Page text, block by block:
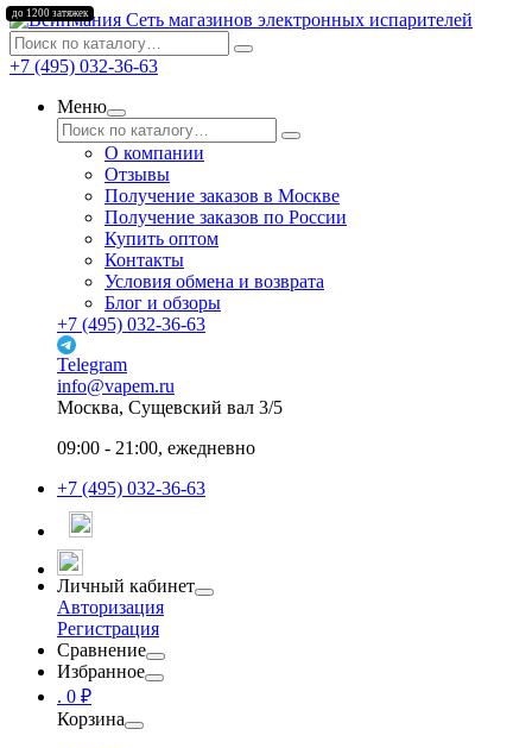
Сеть магазинов электронных испарителей
+7 (495) 032-36-63
Меню
О компании
Отзывы
Получение заказов в Москве
Получение заказов по России
Купить оптом
Контакты
Условия обмена и возврата
Блог и обзоры
+7 (495) 032-36-63
Telegram
info@vapem.ru
Москва, Сущевский вал 3/5
09:00 - 21:00, ежедневно
+7 (495) 032-36-63
Личный кабинет
Авторизация
Регистрация
Сравнение
Избранное
. 0 ₽
Корзина
до 1200 затяжек